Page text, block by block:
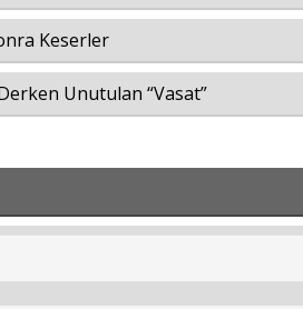
Keserler
Unutulan “Vasat”